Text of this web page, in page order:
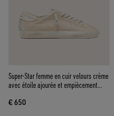
Super-Star femme en cuir velours crème
avec étoile ajourée et empiècement
€ 650